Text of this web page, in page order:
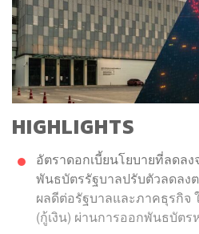
HIGHLIGHTS
อัตราดอกเบี้ยนโยบายที่ลดล
พันธบัตรรัฐบาลปรับตัวลดลง
ผลดีต่อรัฐบาลและภาคธุรกิจ
(กู้เงิน) ผ่านการออกพันธบัต